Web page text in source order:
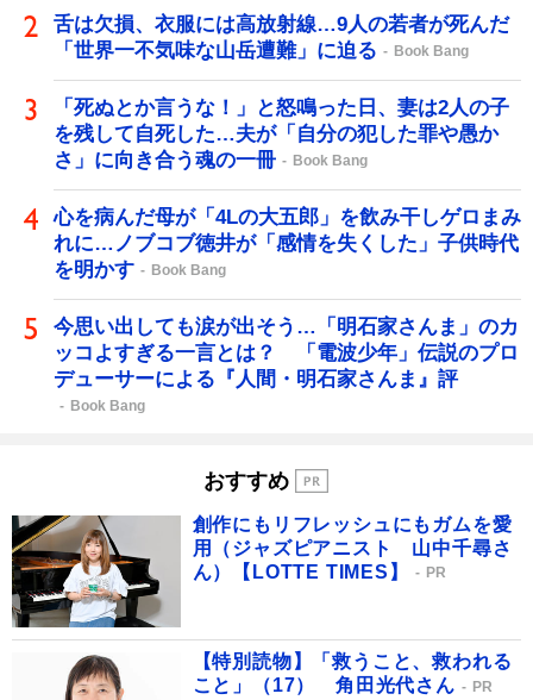
舌は欠損、衣服には高放射線…9人の若者が死んだ
「世界一不気味な山岳遭難」に迫る
Book Bang
「死ぬとか言うな！」と怒鳴った日、妻は2人の子
を残して自死した…夫が「自分の犯した罪や愚か
さ」に向き合う魂の一冊
Book Bang
心を病んだ母が「4Lの大五郎」を飲み干しゲロまみ
れに…ノブコブ徳井が「感情を失くした」子供時代
を明かす
Book Bang
今思い出しても涙が出そう…「明石家さんま」のカ
ッコよすぎる一言とは？ 「電波少年」伝説のプロ
デューサーによる『人間・明石家さんま』評
Book Bang
おすすめ
創作にもリフレッシュにもガムを愛
用（ジャズピアニスト 山中千尋さ
ん）【LOTTE TIMES】
PR
【特別読物】「救うこと、救われる
こと」（17） 角田光代さん
PR